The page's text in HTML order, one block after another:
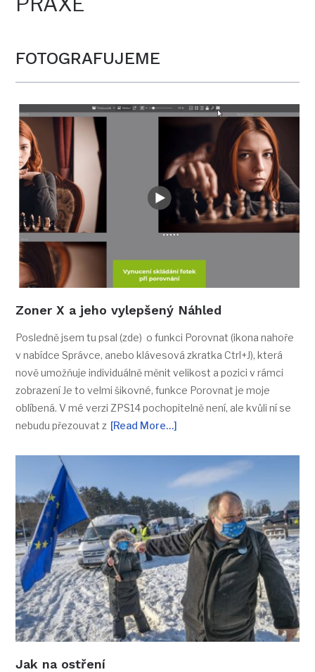
FOTOGRAFUJEME
Zoner X a jeho vylepšený Náhled
Posledně jsem tu psal (zde) o funkci Porovnat (ikona nahoře
v nabídce Správce, anebo klávesová zkratka Ctrl+J), která
nově umožňuje individuálně měnit velikost a pozici v rámci
zobrazení Je to velmi šikovné, funkce Porovnat je moje
oblíbená. V mé verzi ZPS14 pochopitelně není, ale kvůli ní se
nebudu přezouvat z [Read More…]
Jak na ostření